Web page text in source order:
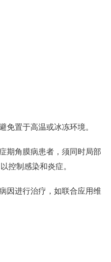
免置于高温或冰冻环境。
期角膜病患者，须同时局部
控制感染和炎症。
因进行治疗，如联合应用维